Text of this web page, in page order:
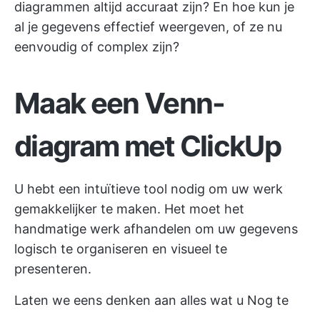
diagrammen altijd accuraat zijn? En hoe kun je
al je gegevens effectief weergeven, of ze nu
eenvoudig of complex zijn?
Maak een Venn-
diagram met ClickUp
U hebt een intuïtieve tool nodig om uw werk
gemakkelijker te maken. Het moet het
handmatige werk afhandelen om uw gegevens
logisch te organiseren en visueel te
presenteren.
Laten we eens denken aan alles wat u Nog te